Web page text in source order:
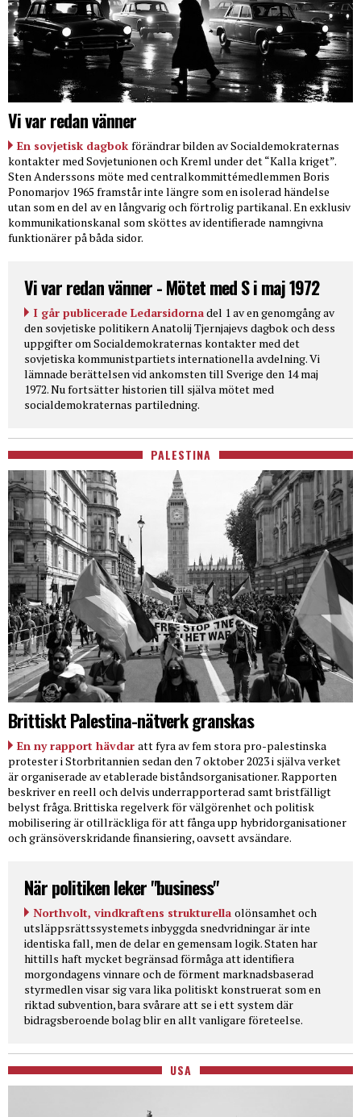
Vi var redan vänner
En sovjetisk dagbok förändrar bilden av Socialdemokraternas
kontakter med Sovjetunionen och Kreml under det “Kalla kriget”.
Sten Anderssons möte med centralkommittémedlemmen Boris
Ponomarjov 1965 framstår inte längre som en isolerad händelse
utan som en del av en långvarig och förtrolig partikanal. En exklusiv
kommunikationskanal som sköttes av identifierade namngivna
funktionärer på båda sidor.
Vi var redan vänner - Mötet med S i maj 1972
I går publicerade Ledarsidornadel 1 av en genomgång av
den sovjetiske politikern Anatolij Tjernjajevs dagbok och dess
uppgifter om Socialdemokraternas kontakter med det
sovjetiska kommunistpartiets internationella avdelning. Vi
lämnade berättelsen vid ankomsten till Sverige den 14 maj
1972. Nu fortsätter historien till själva mötet med
socialdemokraternas partiledning.
PALESTINA
Brittiskt Palestina-nätverk granskas
En ny rapport hävdar att fyra av fem stora pro-palestinska
protester i Storbritannien sedan den 7 oktober 2023 i själva verket
är organiserade av etablerade biståndsorganisationer. Rapporten
beskriver en reell och delvis underrapporterad samt bristfälligt
belyst fråga. Brittiska regelverk för välgörenhet och politisk
mobilisering är otillräckliga för att fånga upp hybridorganisationer
och gränsöverskridande finansiering, oavsett avsändare.
När politiken leker "business"
Northvolt, vindkraftens strukturella olönsamhet och
utsläppsrättssystemets inbyggda snedvridningar är inte
identiska fall, men de delar en gemensam logik. Staten har
hittills haft mycket begränsad förmåga att identifiera
morgondagens vinnare och de förment marknadsbaserad
styrmedlen visar sig vara lika politiskt konstruerat som en
riktad subvention, bara svårare att se i ett system där
bidragsberoende bolag blir en allt vanligare företeelse.
USA